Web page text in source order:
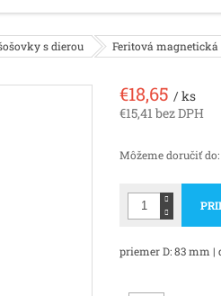
s dierou Feritová magnetická
€18,65 / ks
€15,41 bez DPH
cena:
Môžeme doručiť do:
priemer D: 83 mm |